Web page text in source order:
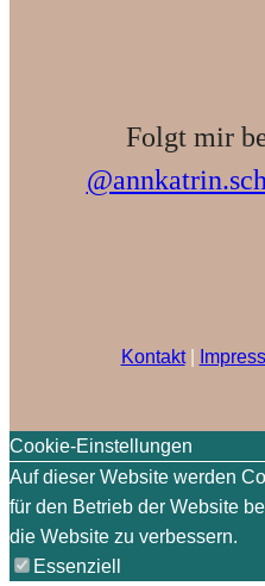
Folgt mir
Kontakt|
Cookie-Einstellungen
Auf dieser Website werden
für den Betrieb der Website
die Website zu verbessern.
Essenziell